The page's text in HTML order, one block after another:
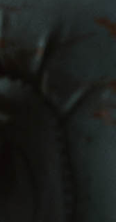
-황정율-허지유-
견선수 선발전
-황정율-허지유-
견선수 선발전